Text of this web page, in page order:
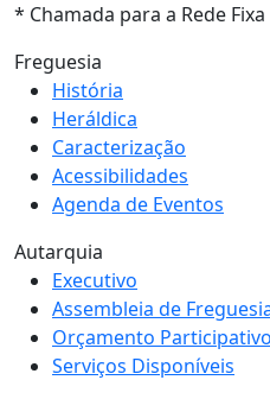
* Chamada para a Rede
Freguesia
História
Heráldica
Caracterização
Acessibilidades
Agenda de Eventos
Autarquia
Executivo
Assembleia de
Orçamento Participativo
Serviços Disponíveis